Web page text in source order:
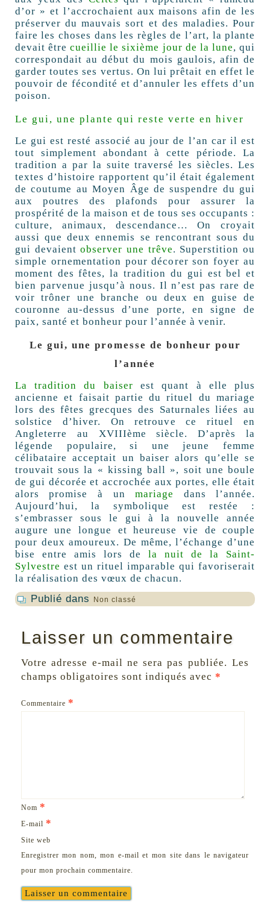
d’or » et l’accrochaient aux maisons afin de les
préserver du mauvais sort et des maladies. Pour
faire les choses dans les règles de l’art, la plante
devait êtrecueillie le sixième jour de la lune, qui
correspondait au début du mois gaulois, afin de
garder toutes ses vertus. On lui prêtait en effet le
pouvoir de fécondité et d’annuler les effets d’un
poison.
Le gui, une plante qui reste verte en hiver
Le gui est resté associé au jour de l’an car il est
tout simplement abondant à cette période. La
tradition a par la suite traversé les siècles. Les
textes d’histoire rapportent qu’il était également
de coutume au Moyen Âge de suspendre du gui
aux poutres des plafonds pour assurer la
prospérité de la maison et de tous ses occupants :
culture, animaux, descendance… On croyait
aussi que deux ennemis se rencontrant sous du
gui devaientobserver une trêve. Superstition ou
simple ornementation pour décorer son foyer au
moment des fêtes, la tradition du gui est bel et
bien parvenue jusqu’à nous. Il n’est pas rare de
voir trôner une branche ou deux en guise de
couronne au-dessus d’une porte, en signe de
paix, santé et bonheur pour l’année à venir.
Le gui, une promesse de bonheur pour
l’année
La tradition du baiser est quant à elle plus
ancienne et faisait partie du rituel du mariage
lors des fêtes grecques des Saturnales liées au
solstice d’hiver. On retrouve ce rituel en
Angleterre au XVIIIème siècle. D’après la
légende populaire, si une jeune femme
célibataire acceptait un baiser alors qu’elle se
trouvait sous la « kissing ball », soit une boule
de gui décorée et accrochée aux portes, elle était
alors promise à unmariage
dans l’année.
Aujourd’hui, la symbolique est restée :
s’embrasser sous le gui à la nouvelle année
augure une longue et heureuse vie de couple
pour deux amoureux. De même, l’échange d’une
bise entre amis lors dela nuit de la Saint-
Sylvestre est un rituel imparable qui favoriserait
la réalisation des vœux de chacun.
Publié dans
Non classé
Laisser un commentaire
Votre adresse e-mail ne sera pas publiée. Les
champs obligatoires sont indiqués avec *
Commentaire *
Nom *
E-mail *
Site web
Enregistrer mon nom, mon e-mail et mon site dans le navigateur
pour mon prochain commentaire.